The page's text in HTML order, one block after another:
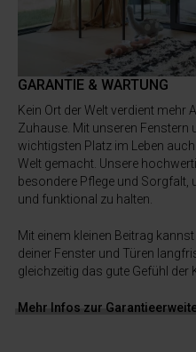
GARANTIE & WARTUNG
Kein Ort der Welt verdient mehr
Zuhause. Mit unseren Fenstern
wichtigsten Platz im Leben
Welt gemacht. Unsere
besondere Pflege und
und funktional zu halten.
Mit einem kleinen Beitrag
deiner Fenster und Türen
gleichzeitig das gute Gefühl der
Mehr Infos zur